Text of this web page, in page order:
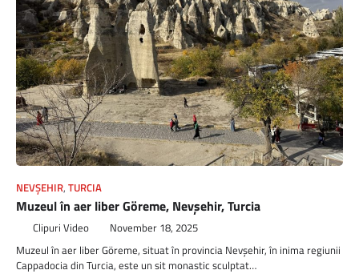
NEVŞEHIR, TURCIA
Muzeul în aer liber Göreme, Nevşehir, Turcia
Clipuri Video November 18, 2025
Muzeul în aer liber Göreme, situat în provincia Nevşehir, în inima regiunii
Cappadocia din Turcia, este un sit monastic sculptat…